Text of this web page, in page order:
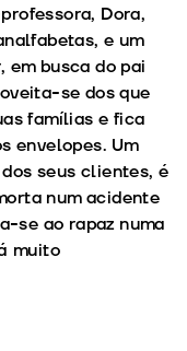
Dora,
e um
em busca do pai
se dos que
famílias e fica
envelopes. Um
seus clientes, é
num acidente
se ao rapaz numa
muito